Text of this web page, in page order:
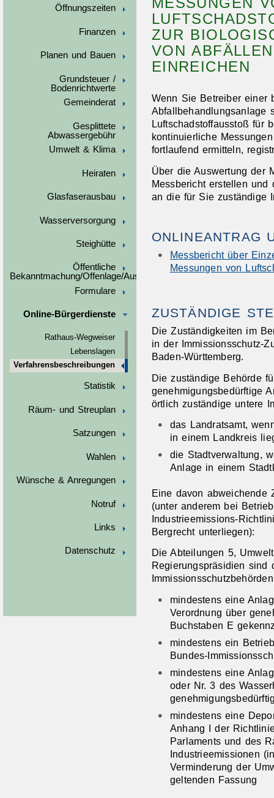
Öffnungszeiten
Finanzen
Planen und Bauen
Grundsteuer /
Bodenrichtwerte
Gemeinderat
Gesplittete
Abwassergebühr
Umwelt & Klima
Heiraten
Glasfaserausbau
Wasserversorgung
Steighütte
Öffentliche
Bekanntmachung/Offenlage/Ausschreibungen
Formulare
Online-Bürgerdienste
Rathaus-Wegweiser
Lebenslagen
Verfahrensbeschreibungen
Statistik
Räum- und Streuplan
Satzungen
Wahlen
Wünsche & Anregungen
Notruf
Links
Datenschutz
ZUR
VON
EINREICHEN
Wenn Sie Betreiber einer
Abfallbehandlungsanlage
Luftschadstoffausstoß für
kontinuierliche
fortlaufend ermitteln,
Über die Auswertung der
Messbericht erstellen und
an die für Sie zuständige
ONLINEANTRAG
Messbericht über
Messungen von
ZUSTÄNDIGE
Die Zuständigkeiten im
in der Immissionsschutz-
Baden-Württemberg.
Die zuständige Behörde
genehmigungsbedürftige
örtlich zuständige untere
das Landratsamt,
in einem Landkreis
die Stadtverwaltung,
Anlage in einem
Eine davon abweichende
(unter anderem bei
Industrieemissions-
Bergrecht unterliegen):
Die Abteilungen 5,
Regierungspräsidien sind
mindestens eine
Verordnung über
Buchstaben E
mindestens ein
Bundes-
mindestens eine
oder Nr. 3 des
mindestens eine
Anhang I der
Parlaments und des
Industrieemissionen
Verminderung der
geltenden Fassung